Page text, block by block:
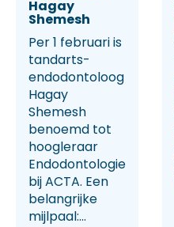
Hagay
Shemesh
Per 1 februari is
tandarts-
endodontoloog
Hagay
Shemesh
benoemd tot
hoogleraar
Endodontologie
bij ACTA. Een
belangrijke
mijlpaal:...